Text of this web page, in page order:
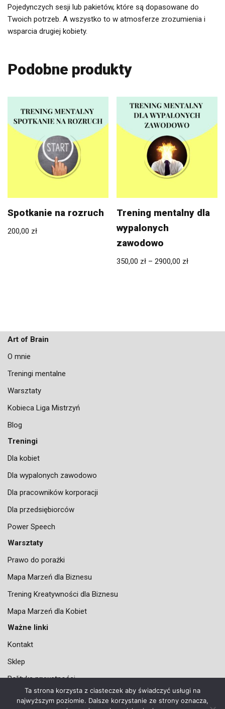
Pojedynczych sesji lub pakietów, które są dopasowane do
Twoich potrzeb. A wszystko to w atmosferze zrozumienia i
wsparcia drugiej kobiety.
Podobne produkty
Spotkanie na rozruch
200,00 zł
Trening mentalny dla
wypalonych
zawodowo
350,00 zł –2900,00 zł
Art of Brain
O mnie
Treningi mentalne
Warsztaty
Kobieca Liga Mistrzyń
Blog
Treningi
Dla kobiet
Dla wypalonych zawodowo
Dla pracowników korporacji
Dla przedsiębiorców
Power Speech
Warsztaty
Prawo do porażki
Mapa Marzeń dla Biznesu
Trening Kreatywności dla Biznesu
Mapa Marzeń dla Kobiet
Ważne linki
Kontakt
Sklep
Polityka prywatności
Regulamin sklepu internetowego
Ta strona korzysta z ciasteczek aby świadczyć usługi na
najwyższym poziomie. Dalsze korzystanie ze strony oznacza,